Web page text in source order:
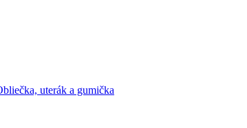
uterák a gumička